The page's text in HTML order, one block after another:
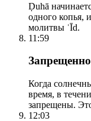
Ḍuhā
одного копья,
молитвы ʿĪd.
11:59
Когда
время, в
запрещены.
12:03